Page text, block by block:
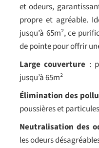
et odeurs,
propre et agréable.
jusqu’à 65m², ce
de pointe pour offrir
Large couverture :
jusqu’à 65m²
Élimination des
poussières et
Neutralisation des
les odeurs